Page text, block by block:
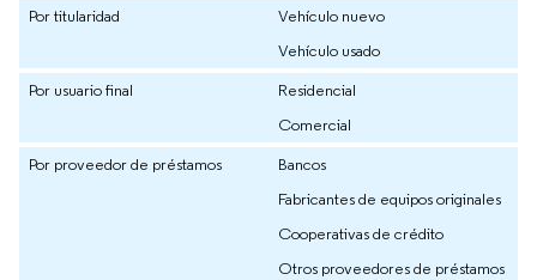
Por titularidad
Vehículo nuevo
Vehículo usado
Por usuario final
Residencial
Comercial
Por proveedor de préstamos
Bancos
Fabricantes de equipos originales
Cooperativas de crédito
Otros proveedores de préstamos